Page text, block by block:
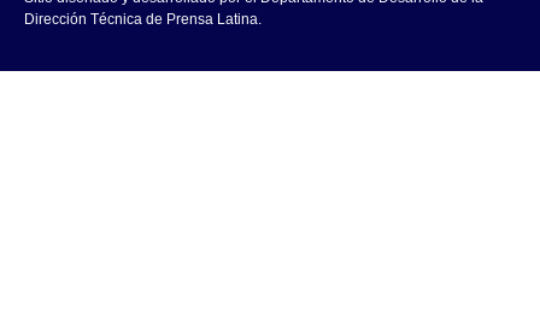
Dirección Técnica de Prensa Latina.